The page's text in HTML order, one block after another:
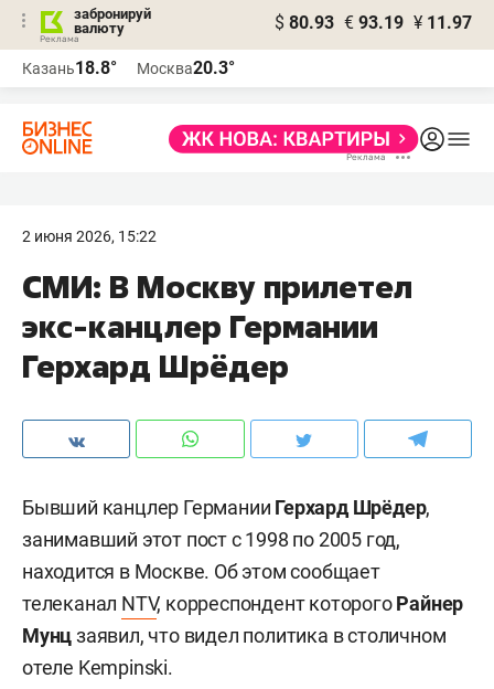
забронируй
валюту
$ 80.93 € 93.19 ¥ 11.97
Казань18.8° Москва20.3°
2 июня 2026, 15:22
СМИ: В Москву прилетел
экс-канцлер Германии
Герхард Шрёдер
Бывший канцлер Германии Герхард Шрёдер,
занимавший этот пост с 1998 по 2005 год,
находится в Москве. Об этом сообщает
телеканал NTV, корреспондент которогоРайнер
Мунцзаявил, что видел политика в столичном
отеле Kempinski.